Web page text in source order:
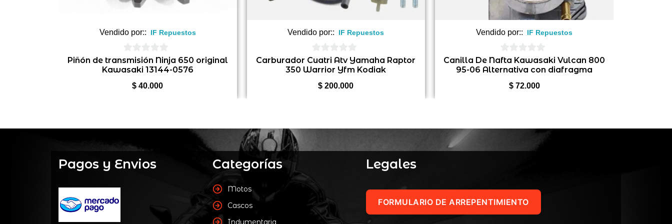
Vendido por:: IF Repuestos
0
de
Piñón de transmisión Ninja 650 original
Kawasaki 13144-0576
$ 40.000
Vendido por:: IF Repuestos
0
de
Carburador Cuatri Atv Yamaha Raptor
350 Warrior Yfm Kodiak
$ 200.000
Vendido por:: IF Repuestos
0
de
Canilla De Nafta Kawasaki Vulcan 800
95-06 Alternativa con diafragma
$72.000
Pagos y Envios Categorías
Motos
Cascos
Indumentaria
Legales
FORMULARIO DE ARREPENTIMIENTO